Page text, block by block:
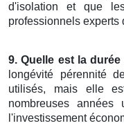
d'isolation et que
professionnels experts
9. Quelle est la
longévité pérennité
utilisés, mais elle
nombreuses
l'investissement